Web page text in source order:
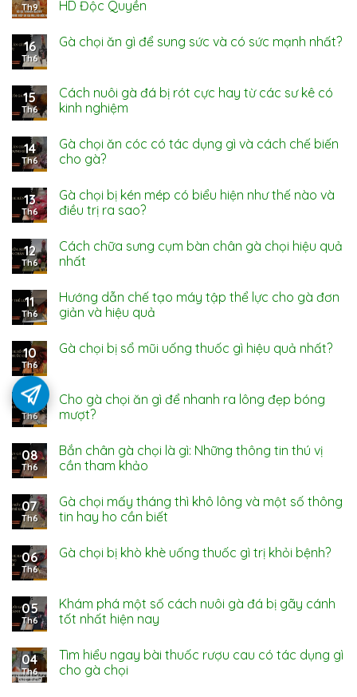
Th9
HD Độc Quyền
16
Th6
Gà chọi ăn gì để sung sức và có sức mạnh nhất?
15
Th6
Cách nuôi gà đá bị rót cực hay từ các sư kê có
kinh nghiệm
14
Th6
Gà chọi ăn cóc có tác dụng gì và cách chế biến
cho gà?
13
Th6
Gà chọi bị kén mép có biểu hiện như thế nào và
điều trị ra sao?
12
Th6
Cách chữa sưng cụm bàn chân gà chọi hiệu quả
nhất
11
Th6
Hướng dẫn chế tạo máy tập thể lực cho gà đơn
giản và hiệu quả
10
Th6
Gà chọi bị sổ mũi uống thuốc gì hiệu quả nhất?
09
Th6
Cho gà chọi ăn gì để nhanh ra lông đẹp bóng
mượt?
08
Th6
Bắn chân gà chọi là gì: Những thông tin thú vị
cần tham khảo
07
Th6
Gà chọi mấy tháng thì khô lông và một số thông
tin hay ho cần biết
06
Th6
Gà chọi bị khò khè uống thuốc gì trị khỏi bệnh?
05
Th6
Khám phá một số cách nuôi gà đá bị gãy cánh
tốt nhất hiện nay
04
Th6
Tìm hiểu ngay bài thuốc rượu cau có tác dụng gì
cho gà chọi